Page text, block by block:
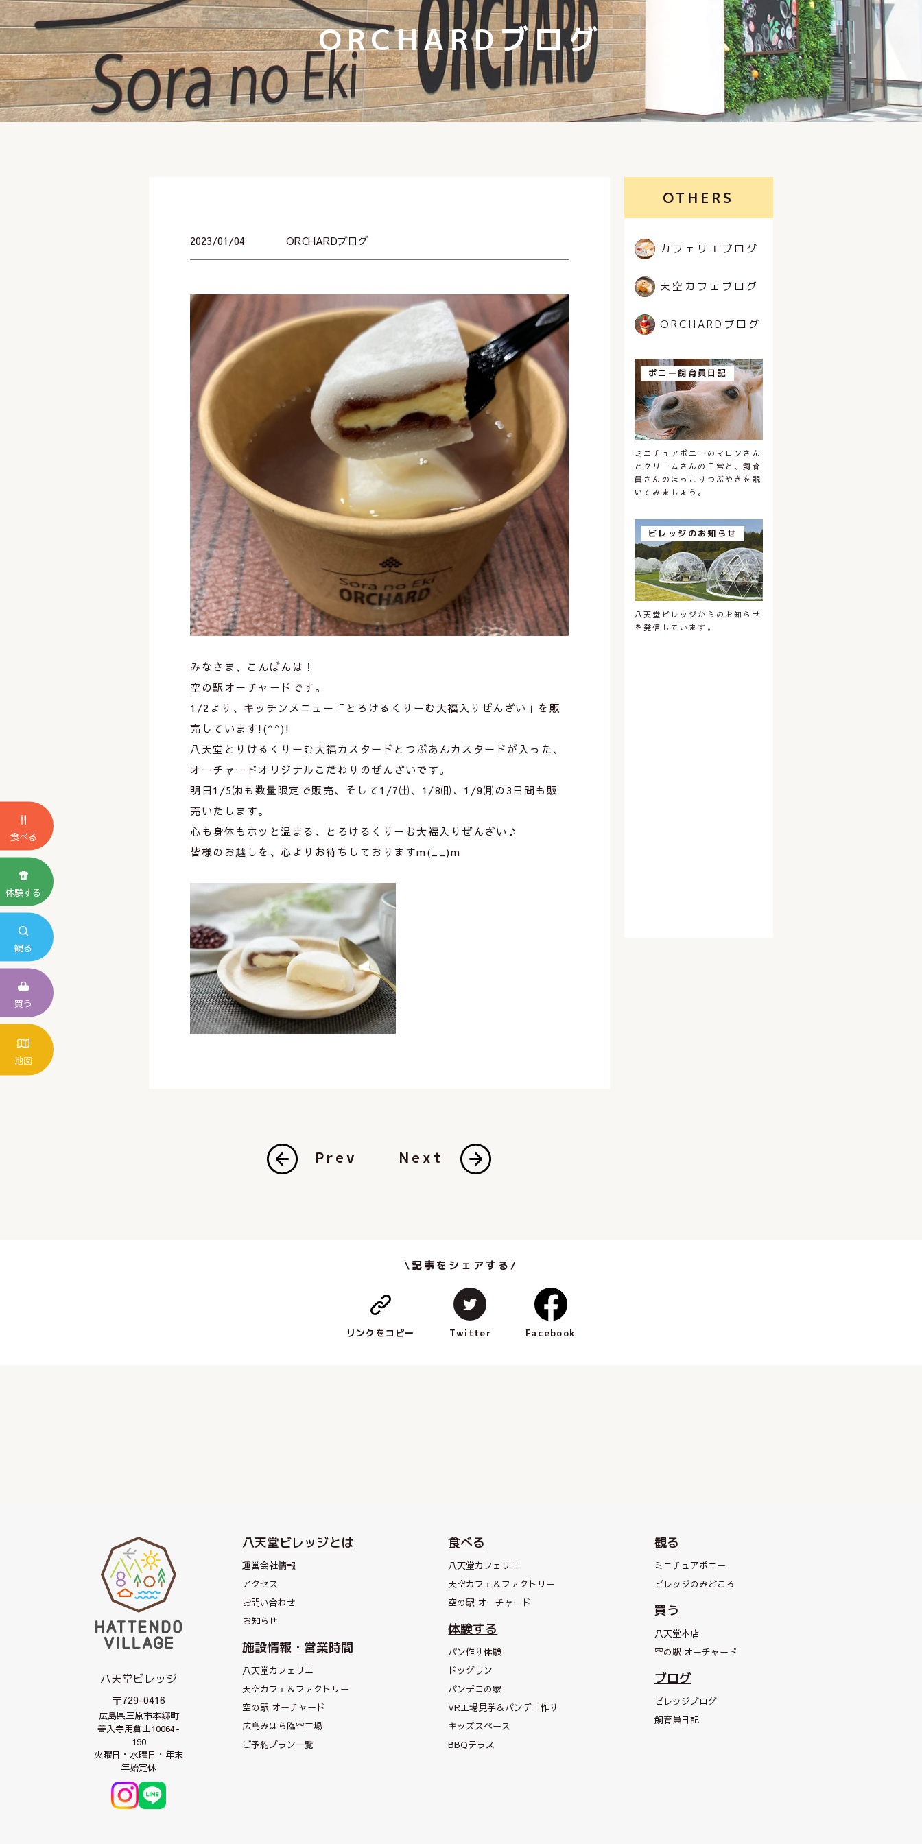
食べる
体験する
観る
買う
地図
ORCHARDブログ
2023/01/04 ORCHARDブログ
みなさま、こんばんは！
空の駅オーチャードです。
1/2より、キッチンメニュー「とろけるくりーむ大福入りぜんざい」を販
売しています!(^^)!
八天堂とりけるくりーむ大福カスタードとつぶあんカスタードが入った、
オーチャードオリジナルこだわりのぜんざいです。
明日1/5㈭も数量限定で販売、そして1/7㈯、1/8㈰、1/9㈪の3日間も販
売いたします。
心も身体もホッと温まる、とろけるくりーむ大福入りぜんざい♪
皆様のお越しを、心よりお待ちしておりますm(__)m
Prev Next
OTHERS
カフェリエブログ
天空カフェブログ
ORCHARDブログ
ポニー飼育員日記
ミニチュアポニーのマロンさん
とクリームさんの日常と、飼育
員さんのほっこりつぶやきを覗
いてみましょう。
ビレッジのお知らせ
八天堂ビレッジからのお知らせ
を発信しています。
\記事をシェアする/
リンクをコピー Twitter Facebook
八天堂ビレッジ
〒729-0416
広島県三原市本郷町
善入寺用倉山10064-
190
火曜日・水曜日・年末
年始定休
八天堂ビレッジとは
運営会社情報
アクセス
お問い合わせ
お知らせ
施設情報・営業時間
八天堂カフェリエ
天空カフェ＆ファクトリー
空の駅 オーチャード
広島みはら臨空工場
ご予約プラン一覧
食べる
八天堂カフェリエ
天空カフェ＆ファクトリー
空の駅 オーチャード
体験する
パン作り体験
ドッグラン
パンデコの家
VR工場見学＆パンデコ作り
キッズスペース
BBQテラス
観る
ミニチュアポニー
ビレッジのみどころ
買う
八天堂本店
空の駅 オーチャード
ブログ
ビレッジブログ
飼育員日記